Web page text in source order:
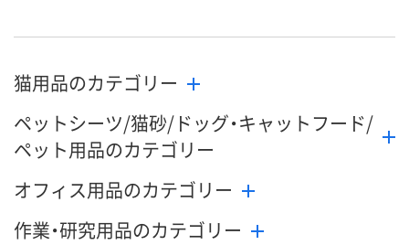
猫用品のカテゴリー
ペットシーツ/猫砂/ドッグ・キャットフード/
ペット用品のカテゴリー
オフィス用品のカテゴリー
作業・研究用品のカテゴリー